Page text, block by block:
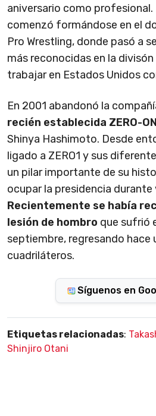
aniversario como profesional.
comenzó formándose en el
Pro Wrestling, donde pasó a
más reconocidas en la
trabajar en Estados Unidos
En 2001 abandonó la
recién establecida ZERO-
Shinya Hashimoto. Desde
ligado a ZERO1 y sus
un pilar importante de su
ocupar la presidencia durante
Recientemente se había
lesión de hombro que sufrió
septiembre, regresando hace
cuadriláteros.
Síguenos en
Etiquetas relacionadas:
Shinjiro Otani